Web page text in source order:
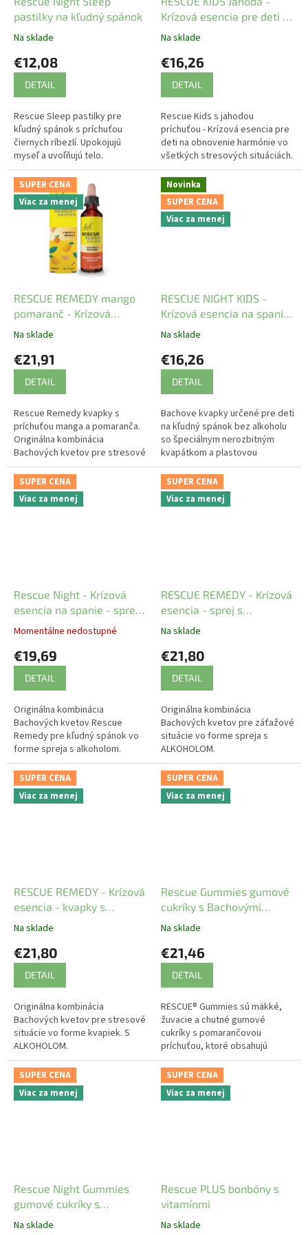
pastilky na kľudný spánok
Na sklade
€12,08
DETAIL
Rescue Sleep pastilky pre
kľudný spánok s príchuťou
čiernych ríbezlí. Upokojujú
myseľ a uvoľňujú telo.
Krízová esencia pre deti s
jahodovou príchuťou
Na sklade
€16,26
DETAIL
Rescue Kids s jahodou
príchuťou - Krízová esencia pre
deti na obnovenie harmónie vo
všetkých stresových situáciách.
BEZ ALKOHOLU.
SUPER CENA
Viac za menej
RESCUE REMEDY mango
pomaranč - Krízová
esencia kvapky
Na sklade
€21,91
DETAIL
Rescue Remedy kvapky s
príchuťou manga a pomaranča.
Originálna kombinácia
Bachových kvetov pre stresové
situácie vo forme kvapiek. Bez
alkoholu.
Novinka
SUPER CENA
Viac za menej
RESCUE NIGHT KIDS -
Krízová esencia na spanie
pre deti 10 ml
Na sklade
€16,26
DETAIL
Bachove kvapky určené pre deti
na kľudný spánok bez alkoholu
so špeciálnym nerozbitným
kvapátkom a plastovou
fľaštičkou pre bezpečnosť.
SUPER CENA
Viac za menej
Rescue Night - Krízová
esencia na spanie - sprej s
alkoholom
Momentálne nedostupné
€19,69
DETAIL
Originálna kombinácia
Bachových kvetov Rescue
Remedy pre kľudný spánok vo
forme spreja s alkoholom.
SUPER CENA
Viac za menej
RESCUE REMEDY - Krízová
esencia - sprej s
alkoholom
Na sklade
€21,80
DETAIL
Originálna kombinácia
Bachových kvetov pre záťažové
situácie vo forme spreja s
ALKOHOLOM.
SUPER CENA
Viac za menej
RESCUE REMEDY - Krízová
esencia - kvapky s
alkoholom
Na sklade
€21,80
DETAIL
Originálna kombinácia
Bachových kvetov pre stresové
situácie vo forme kvapiek. S
ALKOHOLOM.
SUPER CENA
Viac za menej
Rescue Gummies gumové
cukríky s Bachovými
kvapkami 60 ks
Na sklade
€21,46
DETAIL
RESCUE® Gummies sú mäkké,
žuvacie a chutné gumové
cukríky s pomarančovou
príchuťou, ktoré obsahujú
prírodné Bachove kvetové
esencie - Rescue Remedy
kvapky.
SUPER CENA
Viac za menej
Rescue Night Gummies
gumové cukríky s
Bachovými kvapkami 60
Na sklade
SUPER CENA
Viac za menej
Rescue PLUS bonbóny s
vitamínmi
Na sklade